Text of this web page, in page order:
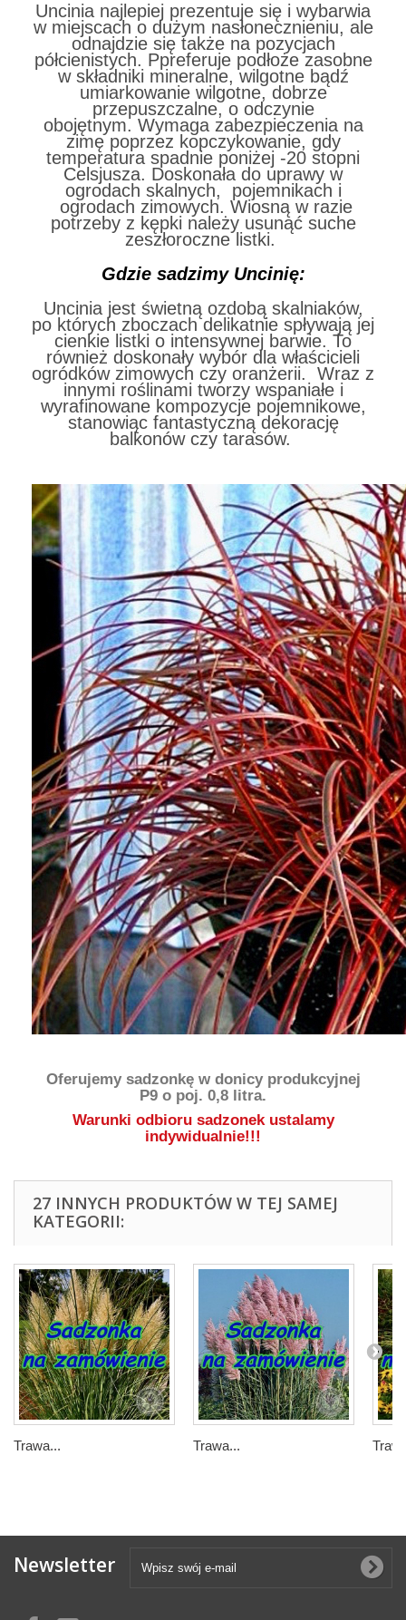
Uncinia najlepiej prezentuje się i wybarwia
w miejscach o dużym nasłonecznieniu, ale
odnajdzie się także na pozycjach
półcienistych. Ppreferuje podłoże zasobne
w składniki mineralne, wilgotne bądź
umiarkowanie wilgotne, dobrze
przepuszczalne, o odczynie
obojętnym. Wymaga zabezpieczenia na
zimę poprzez kopczykowanie, gdy
temperatura spadnie poniżej -20 stopni
Celsjusza. Doskonała do uprawy w
ogrodach skalnych, pojemnikach i
ogrodach zimowych. Wiosną w razie
potrzeby z kępki należy usunąć suche
zeszłoroczne listki.
Gdzie sadzimy Uncinię:
Uncinia jest świetną ozdobą skalniaków,
po których zboczach delikatnie spływają jej
cienkie listki o intensywnej barwie. To
również doskonały wybór dla właścicieli
ogródków zimowych czy oranżerii. Wraz z
innymi roślinami tworzy wspaniałe i
wyrafinowane kompozycje pojemnikowe,
stanowiąc fantastyczną dekorację
balkonów czy tarasów.
Oferujemy sadzonkę w donicy produkcyjnej
P9 o poj. 0,8 litra.
Warunki odbioru sadzonek ustalamy
indywidualnie!!!
27 INNYCH PRODUKTÓW W TEJ SAMEJ
KATEGORII:
Trawa... Trawa...
Newsletter